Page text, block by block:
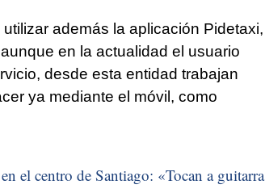
además la aplicación Pidetaxi,
en la actualidad el usuario
desde esta entidad trabajan
ya mediante el móvil, como
el centro de Santiago: «Tocan a guitarra